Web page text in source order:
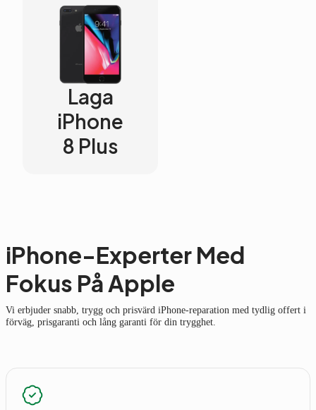
Laga
iPhone
8 Plus
iPhone-Experter Med
Fokus På Apple
Vi erbjuder snabb, trygg och prisvärd iPhone-reparation med tydlig offert i
förväg, prisgaranti och lång garanti för din trygghet.